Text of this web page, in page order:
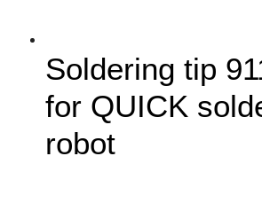
Soldering tip
for QUICK
robot